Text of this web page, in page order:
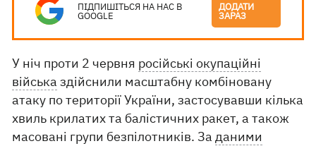
ПІДПИШІТЬСЯ НА НАС В
GOOGLE
ДОДАТИ
ЗАРАЗ
У ніч проти 2 червня російські окупаційні
війська здійснили масштабну комбіновану
атаку по території України, застосувавши кілька
хвиль крилатих та балістичних ракет, а також
масовані групи безпілотників. Заданими